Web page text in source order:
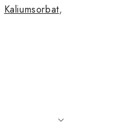
Kaliumsorbat,